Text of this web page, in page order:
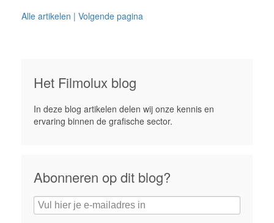
Alle artikelen | Volgende pagina
Het Filmolux blog
In deze blog artikelen delen wij onze kennis en
ervaring binnen de grafische sector.
Abonneren op dit blog?